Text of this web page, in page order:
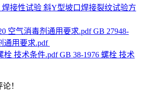
焊接性试验 斜Y型坡口焊接裂纹试验方
GB 27948-
通用要求.pdf
GB 38-1976 螺栓 技术
！